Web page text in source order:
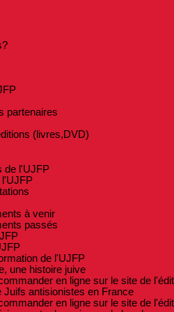
partenaires
(livres,DVD)
de l'UJFP
l'UJFP
à venir
passés
de l'UJFP
une histoire juive
en ligne sur le site de
Juifs antisionistes en France
en ligne sur le site de